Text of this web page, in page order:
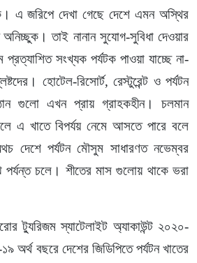
এ জরিপে দেখা গেছে দেশে এমন অস্থির
তাই নানান সুযোগ-সুবিধা দেওয়ার
সংখ্যক পর্যটক পাওয়া যাচ্ছে না-
হোটেল-রিসোর্ট, রেস্টুরেন্ট ও পর্যটন
গুলো এখন প্রায় গ্রাহকহীন। চলমান
এ খাতে বিপর্যয় নেমে আসতে পারে বলে
দেশে পর্যটন মৌসুম সাধারণত নভেম্বর
পর্যন্ত চলে। শীতের মাস গুলোয় থাকে ভরা
ট্যুরিজম স্যাটেলাইট অ্যাকাউন্ট ২০২০-
অর্থ বছরে দেশের জিডিপিতে পর্যটন খাতের